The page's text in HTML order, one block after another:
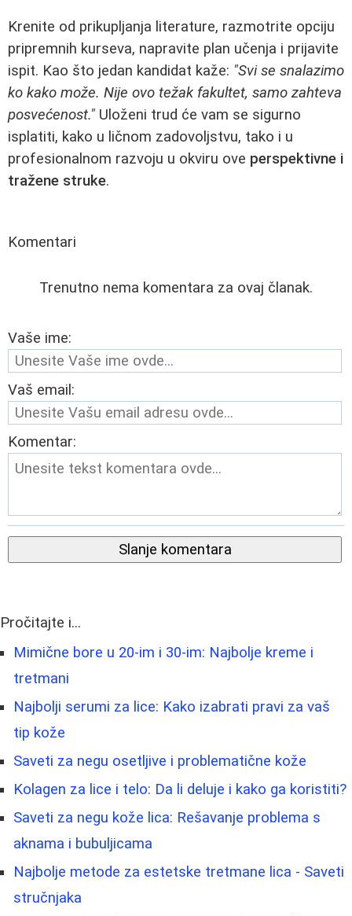
Krenite od prikupljanja literature, razmotrite opciju
pripremnih kurseva, napravite plan učenja i prijavite
ispit. Kao što jedan kandidat kaže: "Svi se snalazimo
ko kako može. Nije ovo težak fakultet, samo zahteva
posvećenost." Uloženi trud će vam se sigurno
isplatiti, kako u ličnom zadovoljstvu, tako i u
profesionalnom razvoju u okviru ove perspektivne i
tražene struke.
Komentari
Trenutno nema komentara za ovaj članak.
Vaše ime:
Vaš email:
Komentar:
Slanje komentara
Pročitajte i...
Mimične bore u 20-im i 30-im: Najbolje kreme i
tretmani
Najbolji serumi za lice: Kako izabrati pravi za vaš
tip kože
Saveti za negu osetljive i problematične kože
Kolagen za lice i telo: Da li deluje i kako ga koristiti?
Saveti za negu kože lica: Rešavanje problema s
aknama i bubuljicama
Najbolje metode za estetske tretmane lica - Saveti
stručnjaka